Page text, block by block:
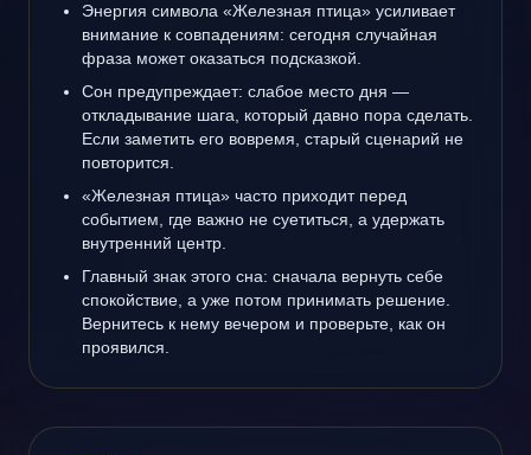
Энергия символа «Железная птица» усиливает
внимание к совпадениям: сегодня случайная
фраза может оказаться подсказкой.
Сон предупреждает: слабое место дня —
откладывание шага, который давно пора сделать.
Если заметить его вовремя, старый сценарий не
повторится.
«Железная птица» часто приходит перед
событием, где важно не суетиться, а удержать
внутренний центр.
Главный знак этого сна: сначала вернуть себе
спокойствие, а уже потом принимать решение.
Вернитесь к нему вечером и проверьте, как он
проявился.